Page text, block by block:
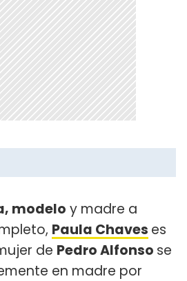
modelo y madre a
Paula Chaves es
de Pedro Alfonso se
en madre por